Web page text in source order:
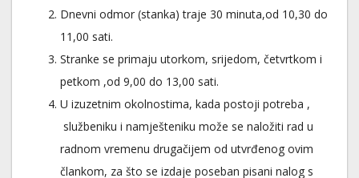
Dnevni odmor (stanka) traje 30 minuta,od 10,30 do
11,00 sati.
Stranke se primaju utorkom, srijedom, četvrtkom i
petkom ,od 9,00 do 13,00 sati.
U izuzetnim okolnostima, kada postoji potreba ,
službeniku i namješteniku može se naložiti rad u
radnom vremenu drugačijem od utvrđenog ovim
člankom, za što se izdaje poseban pisani nalog s